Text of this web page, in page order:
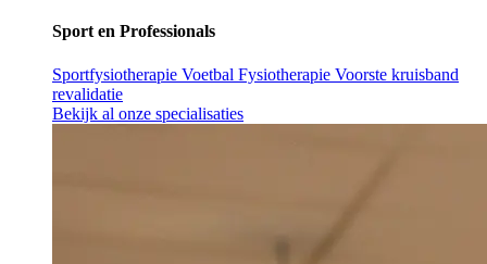
Sport en Professionals
Sportfysiotherapie Voetbal Fysiotherapie Voorste kruisband
revalidatie
Bekijk al onze specialisaties